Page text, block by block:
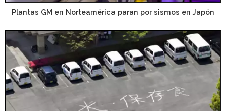
Plantas GM en Norteamérica paran por sismos en Japón